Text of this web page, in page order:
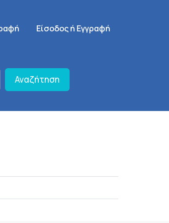
SignUp Menu
Είσοδος ή Εγγραφή
Αναζήτηση